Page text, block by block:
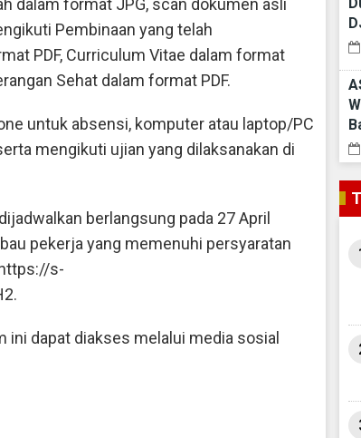
dalam format JPG, scan dokumen asli
Pembinaan yang telah
PDF, Curriculum Vitae dalam format
Sehat dalam format PDF.
untuk absensi, komputer atau laptop/PC
mengikuti ujian yang dilaksanakan di
berlangsung pada 27 April
pekerja yang memenuhi persyaratan
s-
dapat diakses melalui media sosial